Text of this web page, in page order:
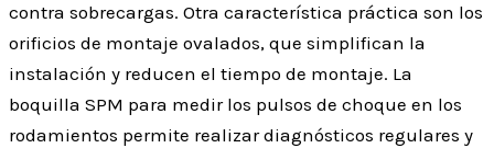
contra sobrecargas. Otra característica práctica son los
orificios de montaje ovalados, que simplifican la
instalación y reducen el tiempo de montaje. La
boquilla SPM para medir los pulsos de choque en los
rodamientos permite realizar diagnósticos regulares y